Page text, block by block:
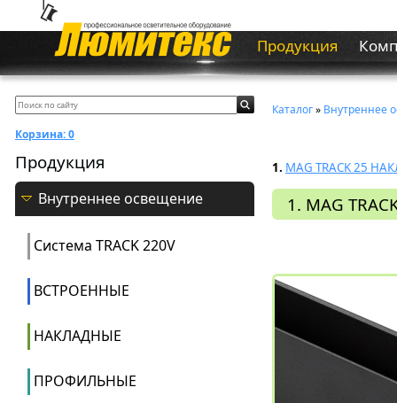
Продукция
Корзина:0
Продукция
Внутреннее освещение
Система ТRACK 220V
ВСТРОЕННЫЕ
НАКЛАДНЫЕ
ПРОФИЛЬНЫЕ
Каталог» Внутреннее
1. MAG TRACK 25
1. MAG